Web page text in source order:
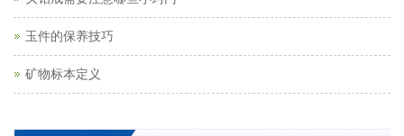
玉件的保养技巧
矿物标本定义